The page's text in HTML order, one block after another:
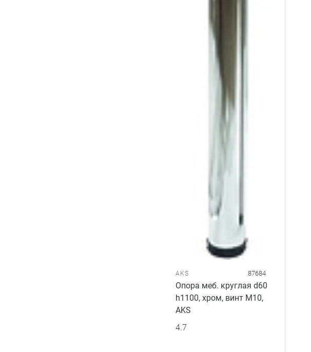
AKS 87684
Опора меб. круглая d60
h1100, хром, винт М10,
AKS
4.7